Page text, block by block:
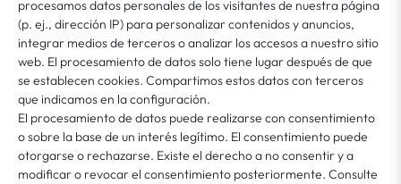
Usted acepta que sus datos se utilicen para el envío de nuestro boletín. El boletín puede
cancelarse en cualquier momento. Encontrará más información e indicaciones sobre
la revocación en nuestraDeclaración de privacidad *
MI CUENTA
ATENCIÓN AL CLIENTE
procesamos datos personales de los visitantes de nuestra página
(p. ej., dirección IP) para personalizar contenidos y anuncios,
integrar medios de terceros o analizar los accesos a nuestro sitio
web. El procesamiento de datos solo tiene lugar después de que
se establecen cookies. Compartimos estos datos con terceros
que indicamos en la configuración.
El procesamiento de datos puede realizarse con consentimiento
o sobre la base de un interés legítimo. El consentimiento puede
otorgarse o rechazarse. Existe el derecho a no consentir y a
modificar o revocar el consentimiento posteriormente. Consulte